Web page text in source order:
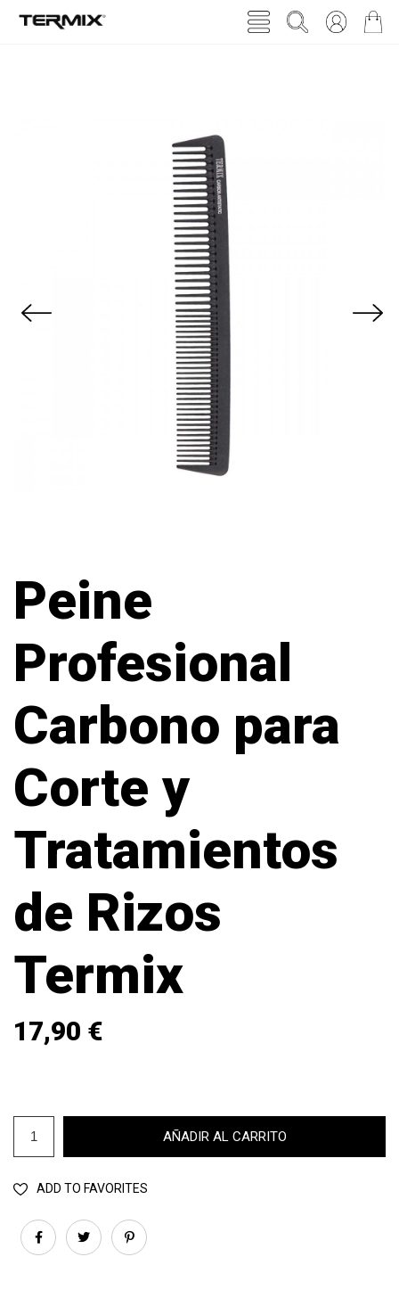
Previous Next
Peine
Profesional
Carbono para
Corte y
Tratamientos
de Rizos
Termix
17,90 €
AÑADIR AL CARRITO
ADD TO FAVORITES